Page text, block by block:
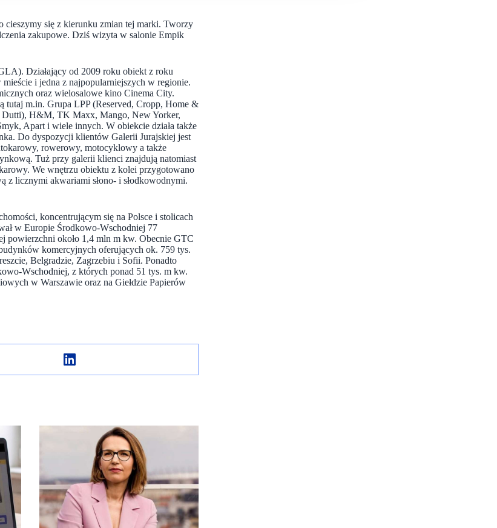
cieszymy się z kierunku zmian tej marki. Tworzy
zakupowe. Dziś wizyta w salonie Empik
Działający od 2009 roku obiekt z roku
i jedna z najpopularniejszych w regionie.
oraz wielosalowe kino Cinema City.
tutaj m.in. Grupa LPP (Reserved, Cropp, Home &
Dutti), H&M, TK Maxx, Mango, New Yorker,
Apart i wiele innych. W obiekcie działa także
Do dyspozycji klientów Galerii Jurajskiej jest
rowerowy, motocyklowy a także
Tuż przy galerii klienci znajdują natomiast
We wnętrzu obiektu z kolei przygotowano
z licznymi akwariami słono- i słodkowodnymi.
koncentrującym się na Polsce i stolicach
w Europie Środkowo-Wschodniej 77
powierzchni około 1,4 mln m kw. Obecnie GTC
komercyjnych oferujących ok. 759 tys.
Belgradzie, Zagrzebiu i Sofii. Ponadto
Wschodniej, z których ponad 51 tys. m kw.
w Warszawie oraz na Giełdzie Papierów